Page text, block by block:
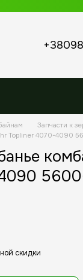
Запчасти к
Topliner 4070-4090
скидки